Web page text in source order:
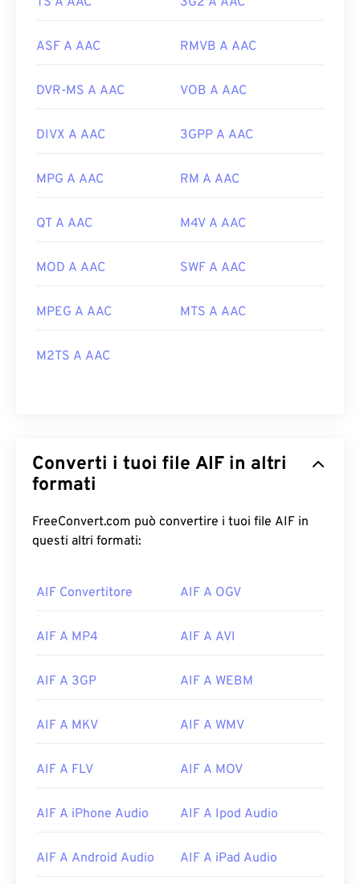
00 00 00 00
00 00 00 00
ASF A AAC RMVB A AAC
DVR-MS A AAC VOB A AAC
DIVX A AAC 3GPP A AAC
MPG A AAC RM A AAC
QT A AAC M4V A AAC
MOD A AAC SWF A AAC
MPEG A AAC MTS A AAC
M2TS A AAC
Converti i tuoi file AIF in altri
formati
FreeConvert.com può convertire i tuoi file AIF in
questi altri formati:
AIF Convertitore AIF A OGV
AIF A MP4 AIF A AVI
AIF A 3GP AIF A WEBM
AIF A MKV AIF A WMV
AIF A FLV AIF A MOV
AIF A iPhone Audio AIF A Ipod Audio
AIF A Android Audio AIF A iPad Audio